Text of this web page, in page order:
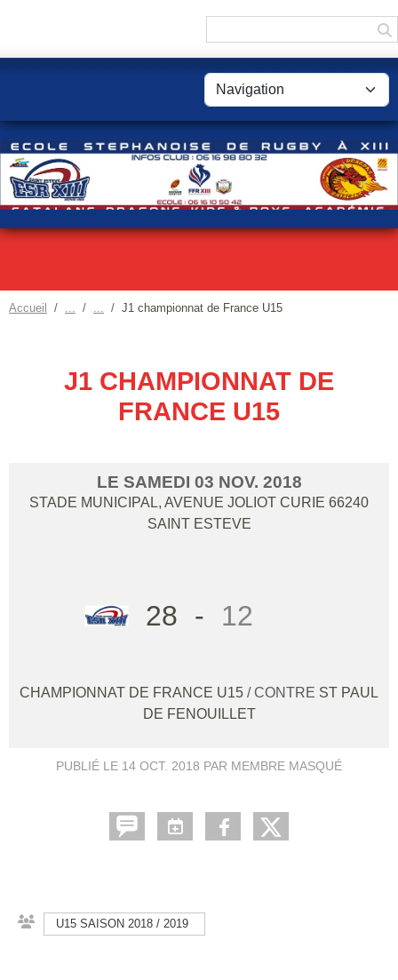
Accueil J1 championnat de France U15
J1 CHAMPIONNAT DE
FRANCE U15
LE SAMEDI 03 NOV. 2018
STADE MUNICIPAL, AVENUE JOLIOT CURIE 66240
SAINT ESTEVE
28 - 12
CHAMPIONNAT DE FRANCE U15 / CONTRE ST PAUL
DE FENOUILLET
PUBLIÉ LE 14 OCT. 2018 PAR MEMBRE MASQUÉ
U15 SAISON 2018 / 2019